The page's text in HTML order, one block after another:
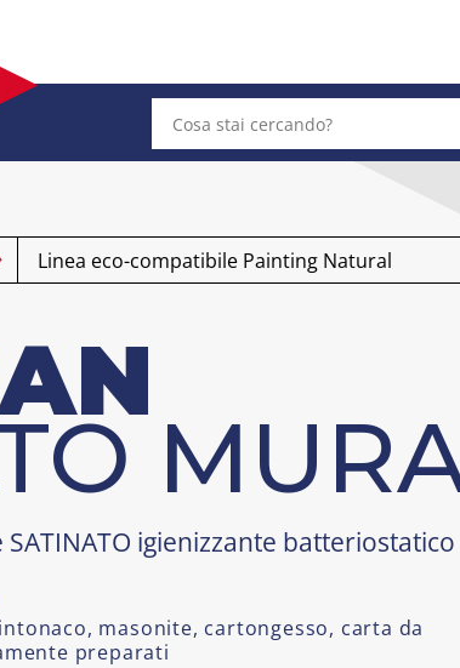
Linea eco-compatibile Painting Natural
igienizzante batteriostatico
masonite, cartongesso, carta da
preparati